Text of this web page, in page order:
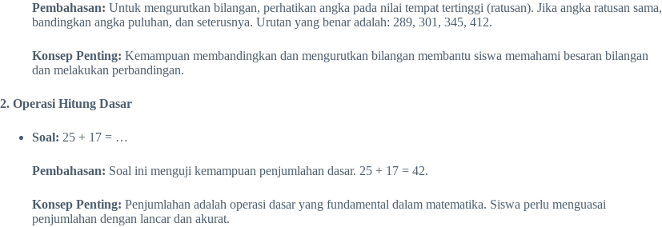
Pembahasan: Untuk mengurutkan bilangan, perhatikan angka pada nilai tempat tertinggi (ratusan). Jika angka ratusan sama,
bandingkan angka puluhan, dan seterusnya. Urutan yang benar adalah: 289, 301, 345, 412.
Konsep Penting: Kemampuan membandingkan dan mengurutkan bilangan membantu siswa memahami besaran bilangan
dan melakukan perbandingan.
2. Operasi Hitung Dasar
Soal: 25 + 17 = …
Pembahasan: Soal ini menguji kemampuan penjumlahan dasar. 25 + 17 = 42.
Konsep Penting: Penjumlahan adalah operasi dasar yang fundamental dalam matematika. Siswa perlu menguasai
penjumlahan dengan lancar dan akurat.